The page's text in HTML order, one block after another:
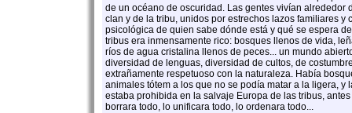
de un océano de oscuridad. Las gentes vivían alrededor
clan y de la tribu, unidos por estrechos lazos familiares y
psicológica de quien sabe dónde está y qué se espera
tribus era inmensamente rico: bosques llenos de vida,
ríos de agua cristalina llenos de peces... un mundo
diversidad de lenguas, diversidad de cultos, de
extrañamente respetuoso con la naturaleza. Había
animales tótem a los que no se podía matar a la ligera, y
estaba prohibida en la salvaje Europa de las tribus,
borrara todo, lo unificara todo, lo ordenara todo...